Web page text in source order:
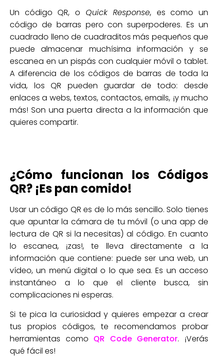
Un código QR, o Quick Response, es como un
código de barras pero con superpoderes. Es un
cuadrado lleno de cuadraditos más pequeños que
puede almacenar muchísima información y se
escanea en un pispás con cualquier móvil o tablet.
A diferencia de los códigos de barras de toda la
vida, los QR pueden guardar de todo: desde
enlaces a webs, textos, contactos, emails, ¡y mucho
más! Son una puerta directa a la información que
quieres compartir.
¿Cómo funcionan los Códigos
QR? ¡Es pan comido!
Usar un código QR es de lo más sencillo. Solo tienes
que apuntar la cámara de tu móvil (o una app de
lectura de QR si la necesitas) al código. En cuanto
lo escanea, ¡zas!, te lleva directamente a la
información que contiene: puede ser una web, un
vídeo, un menú digital o lo que sea. Es un acceso
instantáneo a lo que el cliente busca, sin
complicaciones ni esperas.
Si te pica la curiosidad y quieres empezar a crear
tus propios códigos, te recomendamos probar
herramientas como QR Code Generator. ¡Verás
qué fácil es!